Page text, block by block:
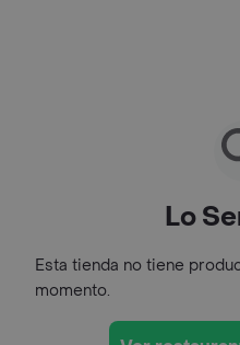
Lo
Esta tienda no tiene
momento.